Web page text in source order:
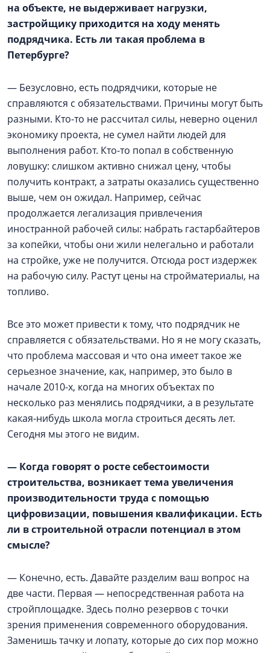
на объекте, не выдерживает нагрузки,
застройщику приходится на ходу менять
подрядчика. Есть ли такая проблема в
Петербурге?
— Безусловно, есть подрядчики, которые не
справляются с обязательствами. Причины могут быть
разными. Кто-то не рассчитал силы, неверно оценил
экономику проекта, не сумел найти людей для
выполнения работ. Кто-то попал в собственную
ловушку: слишком активно снижал цену, чтобы
получить контракт, а затраты оказались существенно
выше, чем он ожидал. Например, сейчас
продолжается легализация привлечения
иностранной рабочей силы: набрать гастарбайтеров
за копейки, чтобы они жили нелегально и работали
на стройке, уже не получится. Отсюда рост издержек
на рабочую силу. Растут цены на стройматериалы, на
топливо.
Все это может привести к тому, что подрядчик не
справляется с обязательствами. Но я не могу сказать,
что проблема массовая и что она имеет такое же
серьезное значение, как, например, это было в
начале 2010-х, когда на многих объектах по
несколько раз менялись подрядчики, а в результате
какая-нибудь школа могла строиться десять лет.
Сегодня мы этого не видим.
— Когда говорят о росте себестоимости
строительства, возникает тема увеличения
производительности труда с помощью
цифровизации, повышения квалификации. Есть
ли в строительной отрасли потенциал в этом
смысле?
— Конечно, есть. Давайте разделим ваш вопрос на
две части. Первая — непосредственная работа на
стройплощадке. Здесь полно резервов с точки
зрения применения современного оборудования.
Заменишь тачку и лопату, которые до сих пор можно